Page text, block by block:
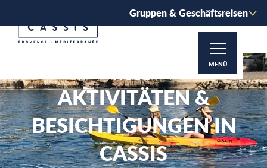
contenu
Gruppen & Geschäftsreisen
MENÜ
ALLE
AKTIVITÄTEN &
BESICHTIGUNGEN IN
CASSIS